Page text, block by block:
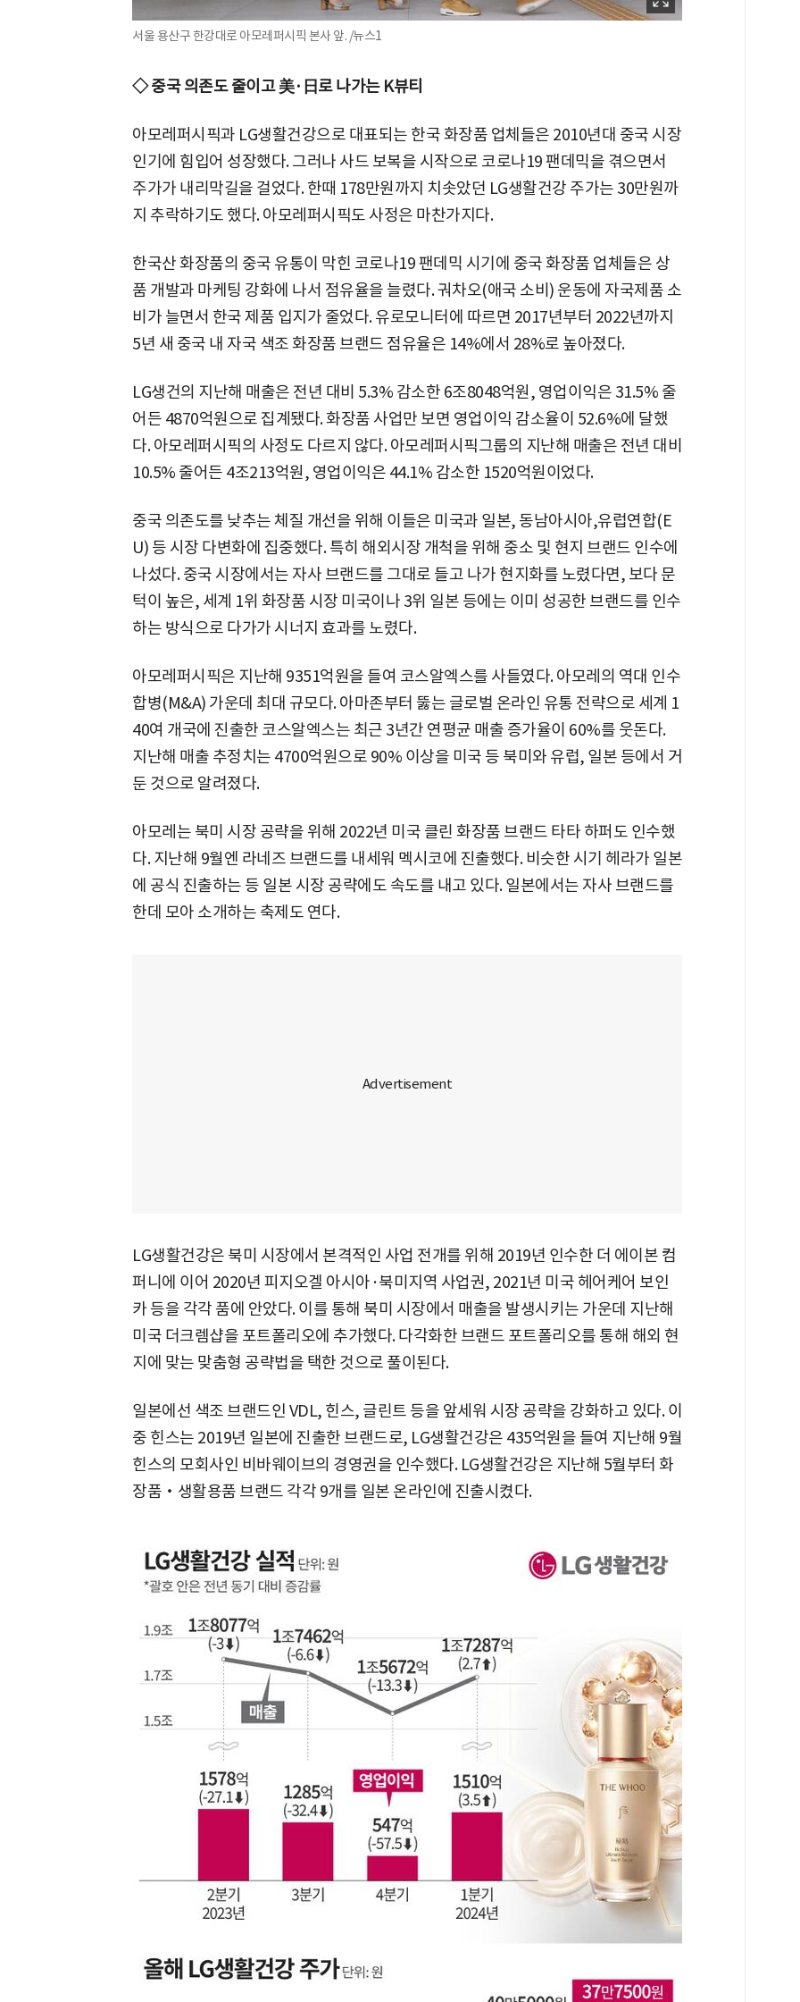
서울 용산구 한강대로 아모레퍼시픽 본사 앞. /뉴스1
◇ 중국 의존도 줄이고 美·日로 나가는 K뷰티
아모레퍼시픽과 LG생활건강으로 대표되는 한국 화장품 업체들은 2010년대 중국 시장
인기에 힘입어 성장했다. 그러나 사드 보복을 시작으로 코로나19 팬데믹을 겪으면서
주가가 내리막길을 걸었다. 한때 178만원까지 치솟았던 LG생활건강 주가는 30만원까
지 추락하기도 했다. 아모레퍼시픽도 사정은 마찬가지다.
한국산 화장품의 중국 유통이 막힌 코로나19 팬데믹 시기에 중국 화장품 업체들은 상
품 개발과 마케팅 강화에 나서 점유율을 늘렸다. 궈차오(애국 소비) 운동에 자국제품 소
비가 늘면서 한국 제품 입지가 줄었다. 유로모니터에 따르면 2017년부터 2022년까지
5년 새 중국 내 자국 색조 화장품 브랜드 점유율은 14%에서 28%로 높아졌다.
LG생건의 지난해 매출은 전년 대비 5.3% 감소한 6조8048억원, 영업이익은 31.5% 줄
어든 4870억원으로 집계됐다. 화장품 사업만 보면 영업이익 감소율이 52.6%에 달했
다. 아모레퍼시픽의 사정도 다르지 않다. 아모레퍼시픽그룹의 지난해 매출은 전년 대비
10.5% 줄어든 4조213억원, 영업이익은 44.1% 감소한 1520억원이었다.
중국 의존도를 낮추는 체질 개선을 위해 이들은 미국과 일본, 동남아시아,유럽연합(E
U) 등 시장 다변화에 집중했다. 특히 해외시장 개척을 위해 중소 및 현지 브랜드 인수에
나섰다. 중국 시장에서는 자사 브랜드를 그대로 들고 나가 현지화를 노렸다면, 보다 문
턱이 높은, 세계 1위 화장품 시장 미국이나 3위 일본 등에는 이미 성공한 브랜드를 인수
하는 방식으로 다가가 시너지 효과를 노렸다.
아모레퍼시픽은 지난해 9351억원을 들여 코스알엑스를 사들였다. 아모레의 역대 인수
합병(M&A) 가운데 최대 규모다. 아마존부터 뚫는 글로벌 온라인 유통 전략으로 세계 1
40여 개국에 진출한 코스알엑스는 최근 3년간 연평균 매출 증가율이 60%를 웃돈다.
지난해 매출 추정치는 4700억원으로 90% 이상을 미국 등 북미와 유럽, 일본 등에서 거
둔 것으로 알려졌다.
아모레는 북미 시장 공략을 위해 2022년 미국 클린 화장품 브랜드 타타 하퍼도 인수했
다. 지난해 9월엔 라네즈 브랜드를 내세워 멕시코에 진출했다. 비슷한 시기 헤라가 일본
에 공식 진출하는 등 일본 시장 공략에도 속도를 내고 있다. 일본에서는 자사 브랜드를
한데 모아 소개하는 축제도 연다.
LG생활건강은 북미 시장에서 본격적인 사업 전개를 위해 2019년 인수한 더 에이본 컴
퍼니에 이어 2020년 피지오겔 아시아·북미지역 사업권, 2021년 미국 헤어케어 보인
카 등을 각각 품에 안았다. 이를 통해 북미 시장에서 매출을 발생시키는 가운데 지난해
미국 더크렘샵을 포트폴리오에 추가했다. 다각화한 브랜드 포트폴리오를 통해 해외 현
지에 맞는 맞춤형 공략법을 택한 것으로 풀이된다.
일본에선 색조 브랜드인 VDL, 힌스, 글린트 등을 앞세워 시장 공략을 강화하고 있다. 이
중 힌스는 2019년 일본에 진출한 브랜드로, LG생활건강은 435억원을 들여 지난해 9월
힌스의 모회사인 비바웨이브의 경영권을 인수했다. LG생활건강은 지난해 5월부터 화
장품‧생활용품 브랜드 각각 9개를 일본 온라인에 진출시켰다.